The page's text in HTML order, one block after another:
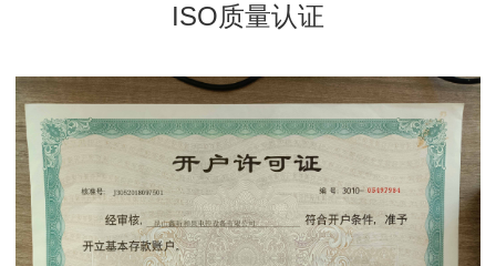
ISO质量认证